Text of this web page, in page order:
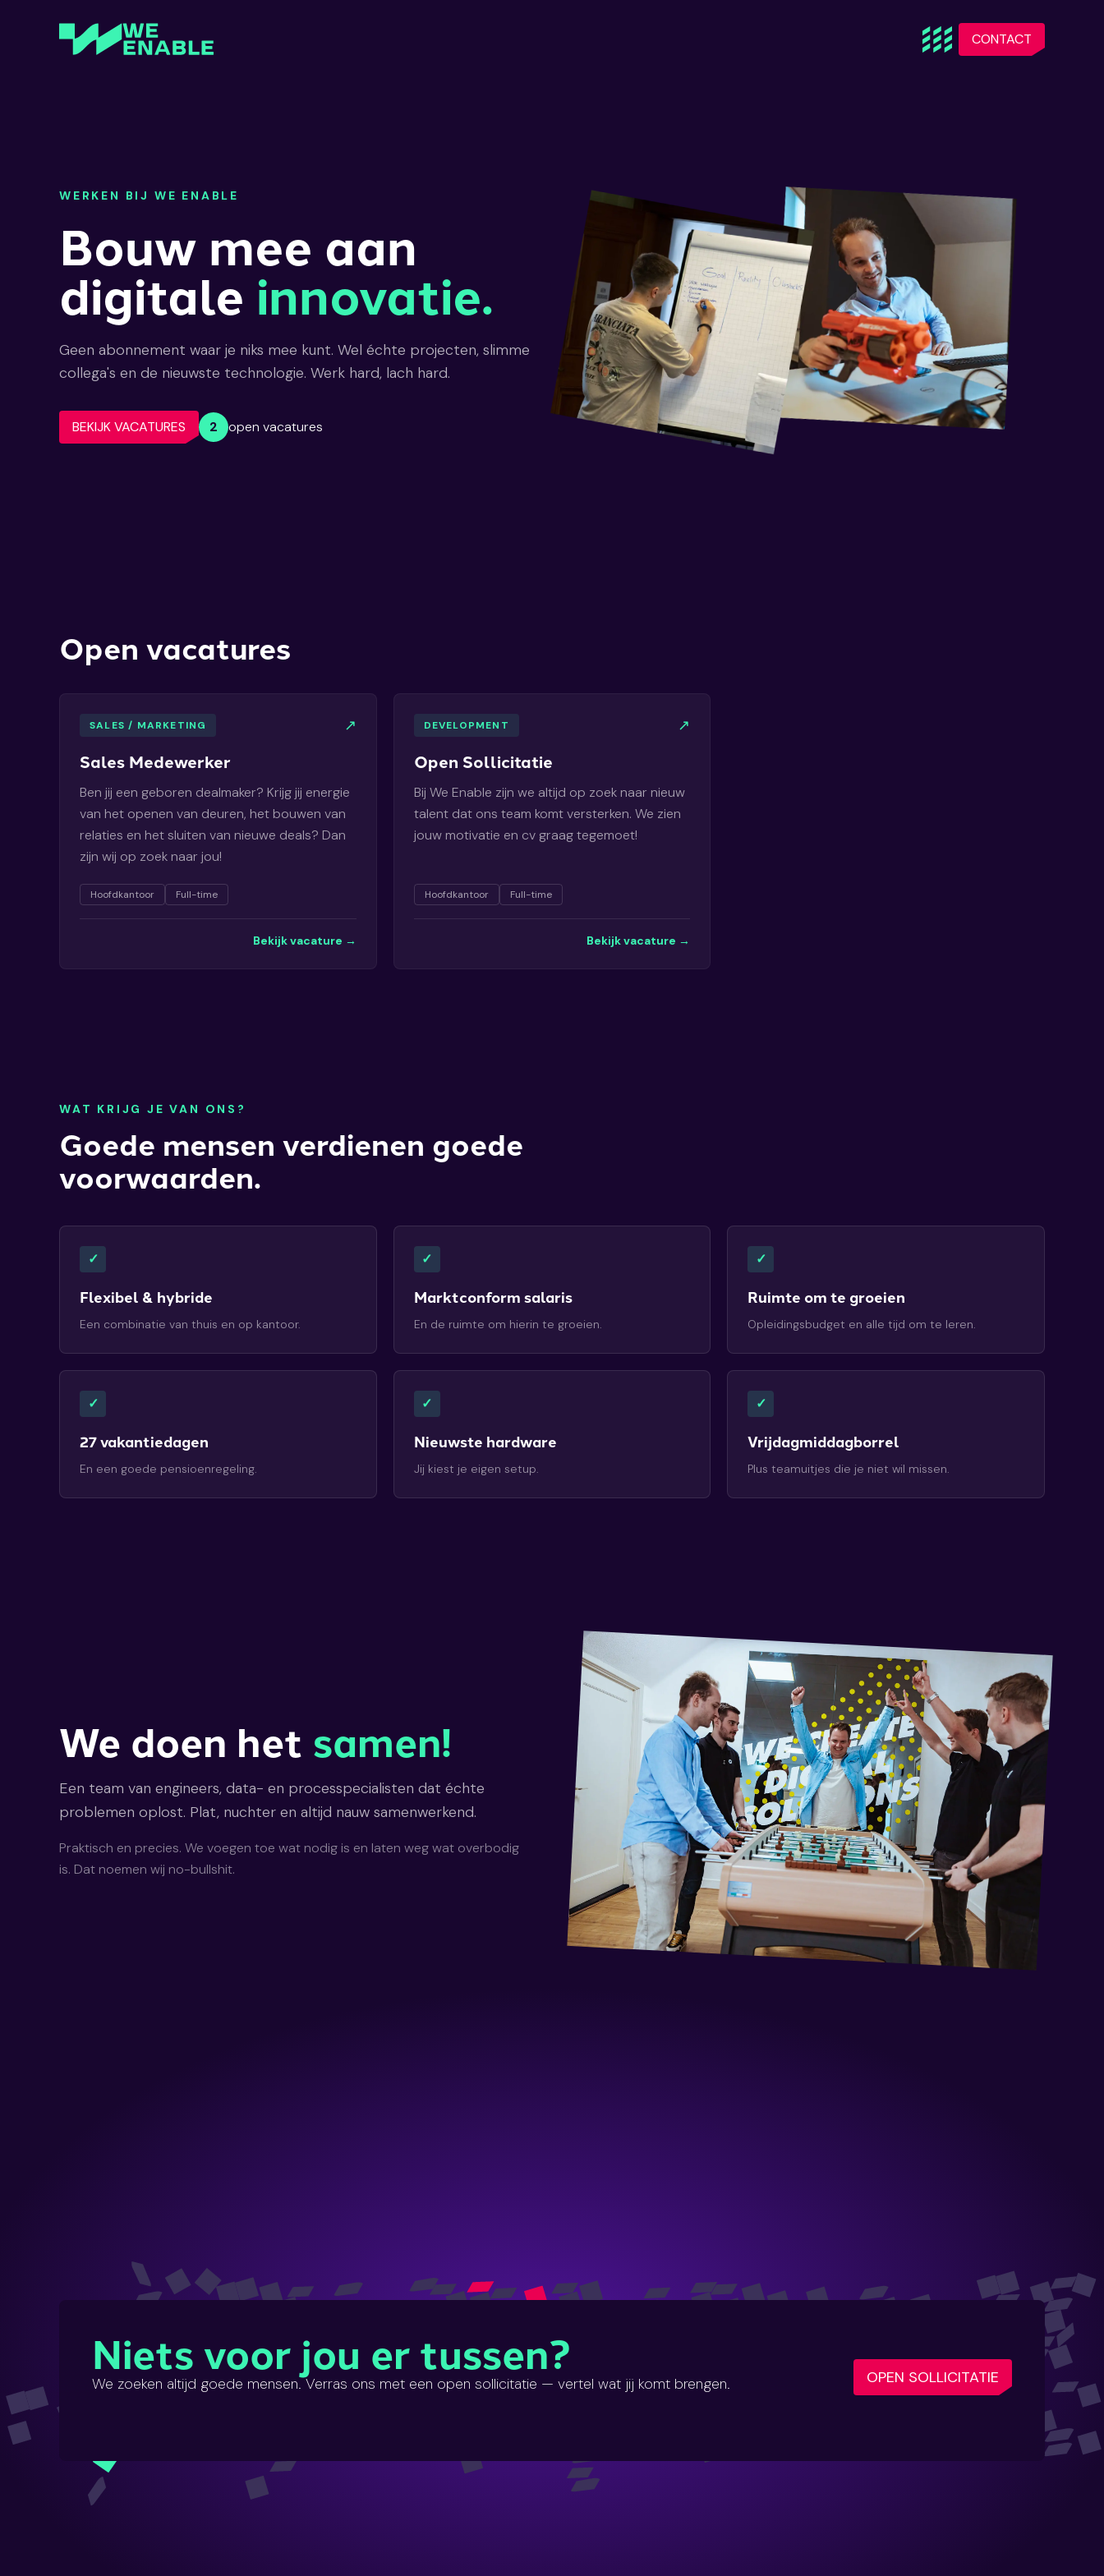
CONTACT
WERKEN BIJ WE ENABLE
Bouw mee aan
digitale innovatie.
Geen abonnement waar je niks mee kunt. Wel échte projecten, slimme
collega's en de nieuwste technologie. Werk hard, lach hard.
BEKIJK VACATURES 2 open vacatures
Open vacatures
SALES / MARKETING ↗
Sales Medewerker
Ben jij een geboren dealmaker? Krijg jij energie
van het openen van deuren, het bouwen van
relaties en het sluiten van nieuwe deals? Dan
zijn wij op zoek naar jou!
Hoofdkantoor Full-time
Bekijk vacature →
DEVELOPMENT ↗
Open Sollicitatie
Bij We Enable zijn we altijd op zoek naar nieuw
talent dat ons team komt versterken. We zien
jouw motivatie en cv graag tegemoet!
Hoofdkantoor Full-time
Bekijk vacature →
WAT KRIJG JE VAN ONS?
Goede mensen verdienen goede
voorwaarden.
✓
Flexibel & hybride
Een combinatie van thuis en op kantoor.
✓
Marktconform salaris
En de ruimte om hierin te groeien.
✓
Ruimte om te groeien
Opleidingsbudget en alle tijd om te leren.
✓
27 vakantiedagen
En een goede pensioenregeling.
✓
Nieuwste hardware
Jij kiest je eigen setup.
✓
Vrijdagmiddagborrel
Plus teamuitjes die je niet wil missen.
We doen het samen!
Een team van engineers, data- en processpecialisten dat échte
problemen oplost. Plat, nuchter en altijd nauw samenwerkend.
Praktisch en precies. We voegen toe wat nodig is en laten weg wat overbodig
is. Dat noemen wij no-bullshit.
Niets voor jou er tussen?
We zoeken altijd goede mensen. Verras ons met een open sollicitatie — vertel wat jij komt brengen. OPEN SOLLICITATIE